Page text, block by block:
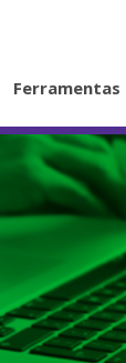
Ferramentas